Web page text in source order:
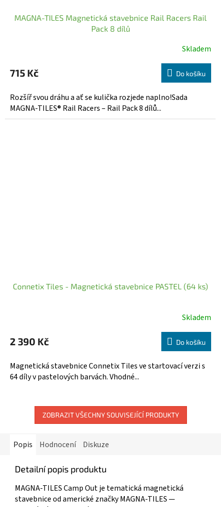
MAGNA-TILES Magnetická stavebnice Rail Racers Rail
Pack 8 dílů
Skladem
715 Kč Do košíku
Rozšíř svou dráhu a ať se kulička rozjede naplno!Sada
MAGNA-TILES® Rail Racers – Rail Pack 8 dílů...
Connetix Tiles - Magnetická stavebnice PASTEL (64 ks)
Skladem
2 390 Kč Do košíku
Magnetická stavebnice Connetix Tiles ve startovací verzi s
64 díly v pastelových barvách. Vhodné...
ZOBRAZIT VŠECHNY SOUVISEJÍCÍ PRODUKTY
Popis Hodnocení Diskuze
Detailní popis produktu
MAGNA-TILES Camp Out je tematická magnetická
stavebnice od americké značky MAGNA-TILES —